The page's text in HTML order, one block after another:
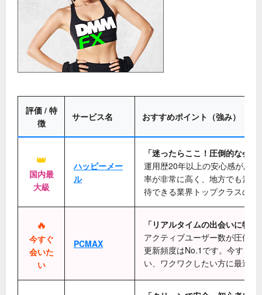
評価 / 特
徴
サービス名 おすすめポイント（強み）
👑
国内最
大級
ハッピーメー
ル
「迷ったらここ！圧倒的な会
運用歴20年以上の安心感があ
率が非常に高く、地方でも素敵
待できる業界トップクラスの老
🔥
今すぐ
会いた
い
PCMAX
「リアルタイムの出会いに特化
アクティブユーザー数が圧倒的
更新頻度はNo.1です。今すぐ
い、ワクワクしたい方に最適で